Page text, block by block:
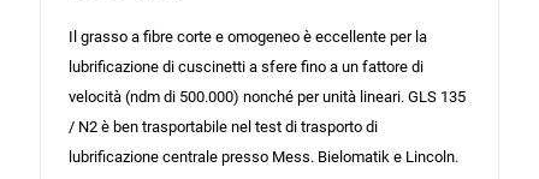
Il grasso a fibre corte e omogeneo è eccellente per la
lubrificazione di cuscinetti a sfere fino a un fattore di
velocità (ndm di 500.000) nonché per unità lineari. GLS 135
/ N2 è ben trasportabile nel test di trasporto di
lubrificazione centrale presso Mess. Bielomatik e Lincoln.